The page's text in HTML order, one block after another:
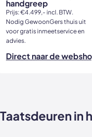
handgreep
Prijs: €4.499,- incl. BTW.
Nodig GewoonGers thuis uit
voor gratis inmeetservice en
advies.
Direct naar de
Taatsdeuren in